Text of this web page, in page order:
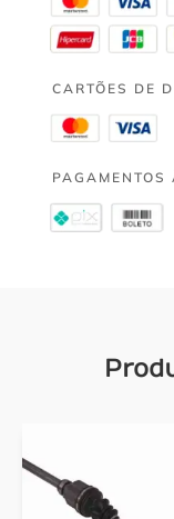
CARTÕES DE
PAGAMENTOS